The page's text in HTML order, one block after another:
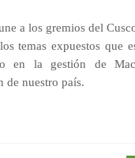
a los gremios del
temas expuestos que
en la gestión de
de nuestro país.